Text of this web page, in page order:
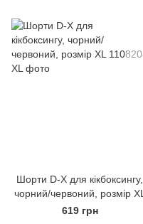
Шорти D-X для кікбоксингу,
чорний/червоний, розмір XL
619 грн